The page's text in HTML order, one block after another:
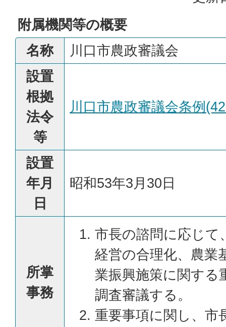
附属機関等の概要
名称
川口市農政審議会
設置
根拠
法令
等
川口市農政審議会条例
設置
年月
日
昭和53年3月30日
所掌
事務
市長の諮問に応じて
経営の合理化、農業
業振興施策に関する
調査審議する。
重要事項に関し、市